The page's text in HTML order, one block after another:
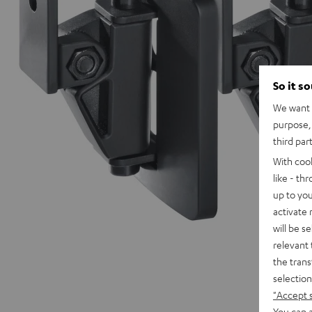
So it
We
third
With
like -
up to
activate
will be
relevant
the
"Accept